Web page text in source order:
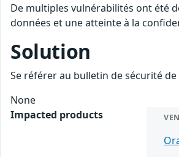
De multiples vulnérabilités ont été
données et une atteinte à la
Solution
Se référer au bulletin de sécurité
None
Impacted products